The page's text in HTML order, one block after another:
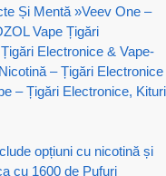
Și Mentă »Veev One –
Vape Țigări
Electronice & Vape-
– Țigări Electronice
– Țigări Electronice, Kituri
opțiuni cu nicotină și
cu 1600 de Pufuri